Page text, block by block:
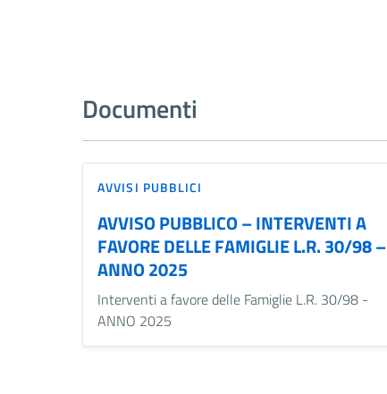
Documenti
AVVISI PUBBLICI
AVVISO PUBBLICO – INTERVENTI A
FAVORE DELLE FAMIGLIE L.R. 30/98 –
ANNO 2025
Interventi a favore delle Famiglie L.R. 30/98 -
ANNO 2025